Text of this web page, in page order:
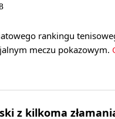
rankingu
meczu pokazowym.
z kilkoma